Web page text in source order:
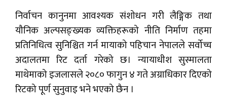
निर्वाचन कानुनमा आवश्यक संशोधन गरी लैङ्गिक तथा
यौनिक अल्पसङ्ख्यक व्यक्तिहरूको नीति निर्माण तहमा
प्रतिनिधित्व सुनिश्चित गर्न मायाको पहिचान नेपालले सर्वोच्च
अदालतमा रिट दर्ता गरेको छ। न्यायाधीश सुस्मालता
माथेमाको इजलासले २०८० फागुन ४ गते अग्राधिकार दिएको
रिटको पूर्ण सुनुवाइ भने भएको छैन ।